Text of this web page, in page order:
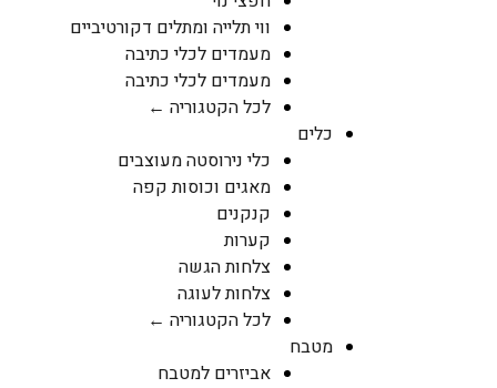
ווי תלייה ומתלים דקורטיביים
מעמדים לכלי כתיבה
מעמדים לכלי כתיבה
לכל הקטגוריה ←
כלים
כלי נירוסטה מעוצבים
מאגים וכוסות קפה
קנקנים
קערות
צלחות הגשה
צלחות לעוגה
לכל הקטגוריה ←
מטבח
אביזרים למטבח